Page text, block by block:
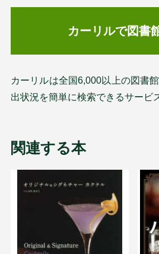
カーリルで図書
カーリルは全国6,000以上の図書
出状況を簡単に検索できるサービ
関連する本